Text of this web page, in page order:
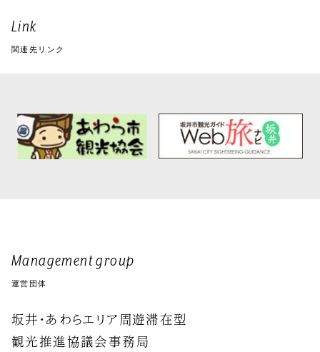
Link
関連先リンク
Management group
運営団体
坂井・あわらエリア周遊滞在型
観光推進協議会事務局